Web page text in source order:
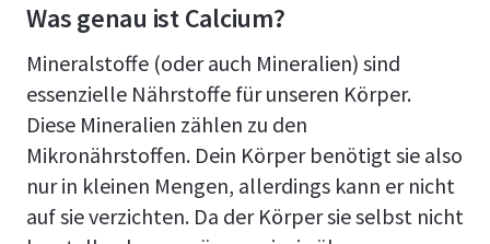
Was genau ist Calcium?
Mineralstoffe (oder auch Mineralien) sind
essenzielle Nährstoffe für unseren Körper.
Diese Mineralien zählen zu den
Mikronährstoffen. Dein Körper benötigt sie also
nur in kleinen Mengen, allerdings kann er nicht
auf sie verzichten. Da der Körper sie selbst nicht